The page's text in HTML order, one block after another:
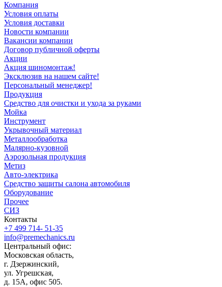
Компания
Условия оплаты
Условия доставки
Новости компании
Вакансии компании
Договор публичной оферты
Акции
Акция шиномонтаж!
Эксклюзив на нашем сайте!
Персональный менеджер!
Продукция
Средство для очистки и ухода за руками
Мойка
Инструмент
Укрывочный материал
Металлообработка
Малярно-кузовной
Аэрозольная продукция
Метиз
Авто-электрика
Средство защиты салона автомобиля
Оборудование
Прочее
СИЗ
Контакты
+7 499 714- 51-35
info@premechanics.ru
Центральный офис:
Московская область,
г. Дзержинский,
ул. Угрешская,
д. 15А, офис 505.